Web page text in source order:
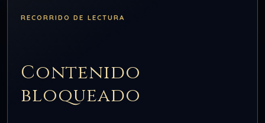
RECORRIDO DE LECTURA
Contenido
bloqueado